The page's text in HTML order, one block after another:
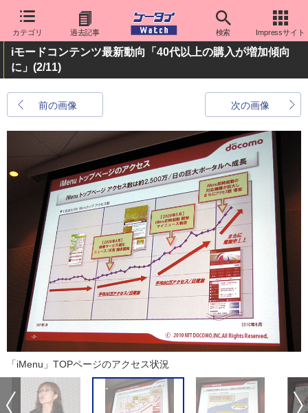
カテゴリ 過去記事 検索 Impressサイト
iモードコンテンツ最新動向「40代以上の購入が増加傾向
に」 (2/11)
前の画像 次の画像
「iMenu」TOPページのアクセス状況